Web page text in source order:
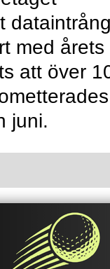
med årets
att över
juni.